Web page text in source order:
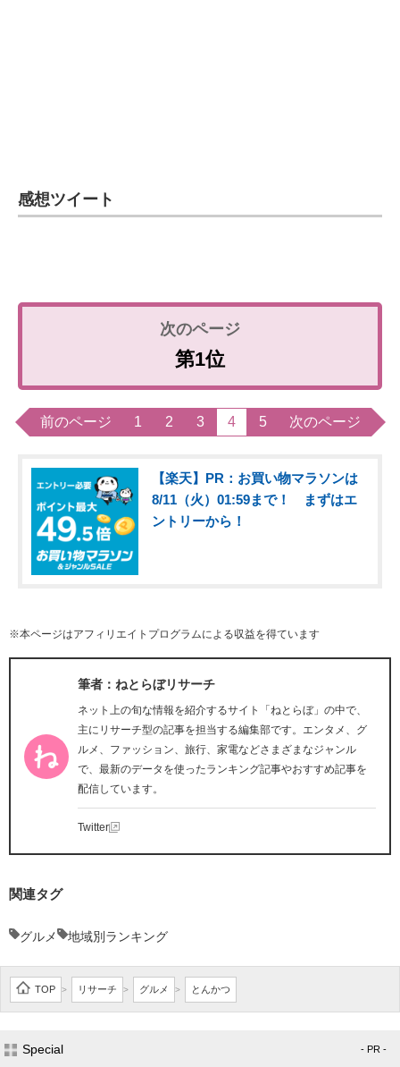
感想ツイート
第1位
前のページ 1 2 3 4 5 次のページ
【楽天】PR：お買い物マラソンは
8/11（火）01:59まで！ まずはエ
ントリーから！
※本ページはアフィリエイトプログラムによる収益を得ています
筆者：ねとらぼリサーチ
ネット上の旬な情報を紹介するサイト「ねとらぼ」の中で、
主にリサーチ型の記事を担当する編集部です。エンタメ、グ
ルメ、ファッション、旅行、家電などさまざまなジャンル
で、最新のデータを使ったランキング記事やおすすめ記事を
配信しています。
Twitter
関連タグ
グルメ 地域別ランキング
TOP > リサーチ > グルメ > とんかつ
Special - PR -